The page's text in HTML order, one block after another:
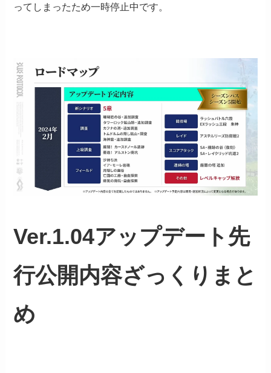
ってしまったため一時停止中です。
Ver.1.04アップデート先
行公開内容ざっくりまと
め